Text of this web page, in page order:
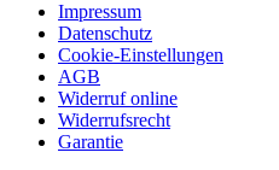
Impressum
Datenschutz
Cookie-Einstellungen
AGB
Widerruf online
Widerrufsrecht
Garantie